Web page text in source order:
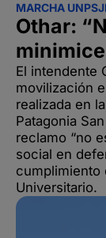
MARCHA
Othar:
El intendente
movilización
realizada en
Patagonia
reclamo “no
social en
cumplimiento
Universitario.